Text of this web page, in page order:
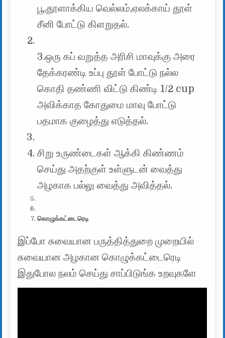
பூ,தூளாக்கிய வெல்லம்,ஏலக்காய் தூள்
சீனி போட்டு கிளறுதல்.
3.ஒரு கப் வறுத்த அரிசி மாவுக்கு அரை
தேக்கரண்டி உப்பு தூள் போட்டு நல்ல
கொதி தண்ணி விட்டு கிண்டி 1/2 cup
அவிக்காத கோதுமை மாவு போட்டு
பதமாக குழைத்து எடுத்தல்.
சிறு உருண்டைகள் ஆக்கி கிண்ணம்
செய்து அதற்குள் உள்ளுடன் வைத்து
அழகாக பல்லு வைத்து அவித்தல்.
கொழுக்கட்டைரெடி
இப்போ சுவையான பருத்தித்துறை முறையில்
சுவையான அழகான கொழுக்கட்டைரெடி
இதுபோல நலம் செய்து சாப்பிடுங்க உறவுகளே